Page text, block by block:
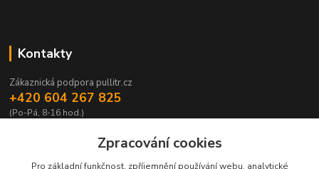
Kontakty
Zákaznická podpora pullitr.cz
+420 604 267 825
(Po-Pá, 8-16 hod.)
Zpracování cookies
Pro základní funkčnost, zpříjemnění používání webu, analytické